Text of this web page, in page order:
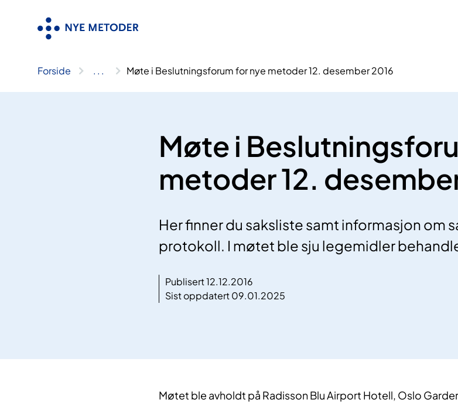
Forside .. . Møte i Beslutningsforum for nye metoder 12. desember 2016
Møte i
metoder 12.
Her finner du saksliste samt informasjon om
protokoll. I møtet ble sju legemidler
Publisert 12.12.2016
Sist oppdatert 09.01.2025
​​Møtet ble avholdt på Radisson Blu Airport Hotell, Oslo